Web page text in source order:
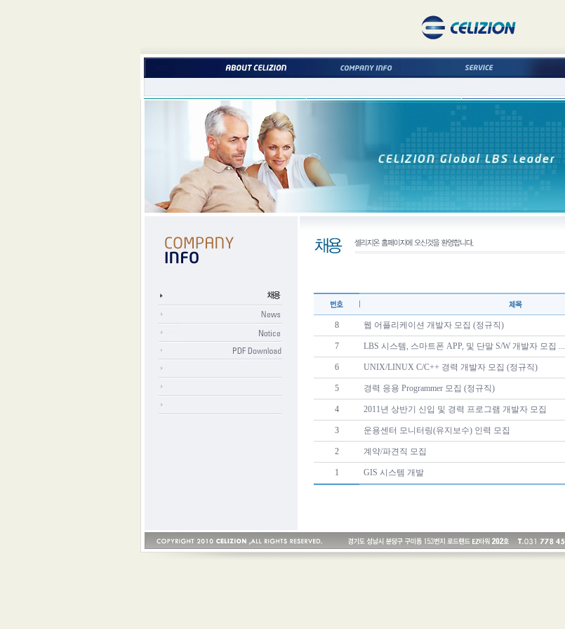
8 웹 어플리케이션 개발자 모집 (정규직)
7 LBS 시스템, 스마트폰 APP, 및 단말 S/W 개발자 모집 ...
6 UNIX/LINUX C/C++ 경력 개발자 모집 (정규직)
5 경력 응용 Programmer 모집 (정규직)
4 2011년 상반기 신입 및 경력 프로그램 개발자 모집
3 운용센터 모니터링(유지보수) 인력 모집
2 계약/파견직 모집
1 GIS 시스템 개발